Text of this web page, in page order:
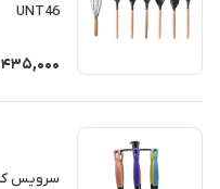
UNT46
سرویس